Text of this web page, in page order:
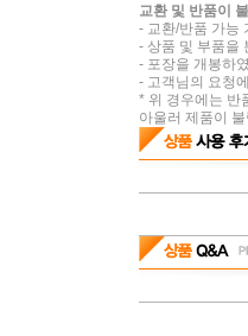
교환 및 반품이
- 교환/반품 가능
- 상품 및 부품을
- 포장을 개봉하
- 고객님의 요청
* 위 경우에는 반
아울러 제품이